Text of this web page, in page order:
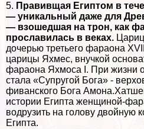
5. Правивщая Египтом в
— уникальный даже для
— взошедшая на трон, как
прославилась в веках.
дочерью третьего фараона
царицы Яхмес, внучкой
фараона Яхмоса I. При жизни
стала «Супругой Бога» -
фиванского Бога
истории Египта женщиной-
водрузить на голову двойную
Египта.